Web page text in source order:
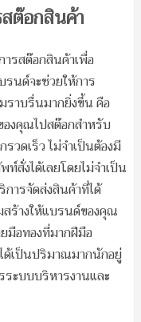
ต๊อกสินค้า
รสต๊อกสินค้าเพื่อ
นด์จะช่วยให้การ
ราบรื่นมากยิ่งขึ้น คือ
องคุณไปสต๊อกสำหรับ
วดเร็ว ไม่จำเป็นต้องมี
งได้เลยโดยไม่จำเป็น
ารจัดส่งสินค้าที่ได้
สร้างให้แบรนด์ของคุณ
มือทองที่มากฝีมือ
ด้เป็นปริมาณมากนักอยู่
ะบบบริหารงานและ